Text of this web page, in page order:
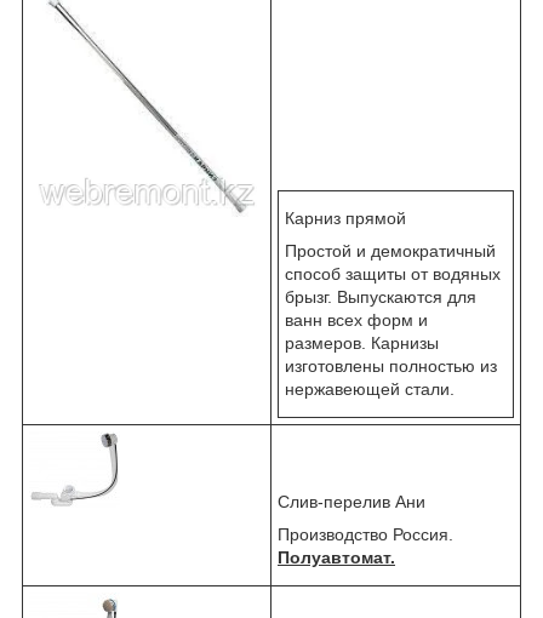
Карниз прямой
Простой и демократичный
способ защиты от водяных
брызг. Выпускаются для
ванн всех форм и
размеров. Карнизы
изготовлены полностью из
нержавеющей стали.
Слив-перелив Ани
Производство Россия.
Полуавтомат.